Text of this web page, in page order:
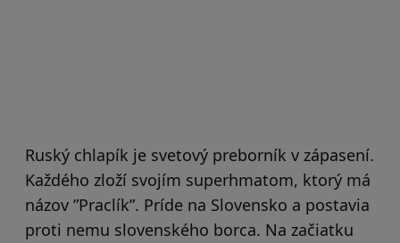
Ruský chlapík je svetový preborník v zápasení.
Každého zloží svojím superhmatom, ktorý má
názov ”Praclík”. Príde na Slovensko a postavia
proti nemu slovenského borca. Na začiatku